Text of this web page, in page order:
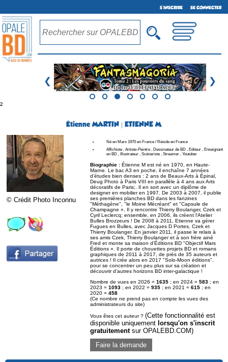
S'INSCRIRE SE CONNECTER
❮ ❯
²
Étienne MARTIN | ETIENNE M.
© Crédit Photo Inconnu
Né en Mars 1970 en France / Réside en France
Affichiste , Artiste-Peintre , Dessinateur de BD , Editeur , Enseignant
en BD , Illustrateur , Scénariste , Streamer , Youtuber
Biographie : Étienne M est né en 1970, en Haute-
Marne. Le bac A3 en poche, il enchaîne 7 années
d’études bien denses : 2 ans de Beaux-Arts à Épinal,
Deug Photo à Paris VIII en parallèle à 4 ans aux Arts
décoratifs de Paris;. Il en sort avec un diplôme de
designer en mobilier en 1997. De 2003 à 2007, il publie
ses premières planches BD dans les fanzines
"Méthagène", "le Moine Mécréant" et "Capsule de
Champagne ». Il y rencontre Thierry Boulanger, Czek et
Cyril Leclercq; ensemble, en 2006, ils créent l'Atelier
Bulles Brozzeurs ! De 2008 à 2011, Etienne va gérer
Fugues en Bulles, avec Jacques D Portes, Czek et
Thierry Boulanger. En janvier 2011, il passe le relais à
ses amis Czek, Thierry Boulanger et à son frère ainé
Fred et monte sa maison d'Éditions BD "Objectif Mars
Éditions ». Il porte de chouettes projets BD et romans
graphiques de 2011 à 2017, de près de 35 auteurs et
autrices ! Il crée alors en 2017 "Solo-Moon éditions",
pour se concentrer un peu plus sur sa création et
découvrir d’autres horizons BD inter-galactique !
Nombre de vues en 2026 = 1635 ; en 2024 = 583 ; en
2023 = 1093 ; en 2022 = 935 ; en 2021 = 615 ; en
2020 = 458
(Ce nombre ne prend pas en compte les vues des
administrateurs du site)
Vous êtes cet auteur ? (Cette fonctionnalité est
disponible uniquement lorsqu'on s'inscrit
gratuitementsur OPALEBD.COM)
Faire la demande